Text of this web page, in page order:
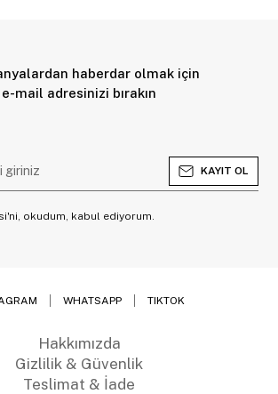
haberdar olmak için
e-mail adresinizi bırakın
KAYIT OL
okudum, kabul ediyorum.
WHATSAPP TIKTOK
Hakkımızda
Gizlilik & Güvenlik
Teslimat & İade